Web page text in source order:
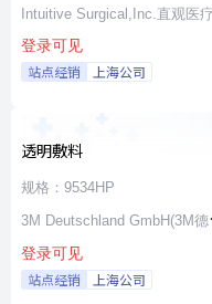
Intuitive Surgical,Inc.直观医
司
登录可见
站点经销 上海公司
透明敷料
规格：9534HP
3M Deutschland GmbH(3M德
公司)
登录可见
站点经销 上海公司